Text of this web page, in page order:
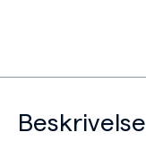
Beskrivelse